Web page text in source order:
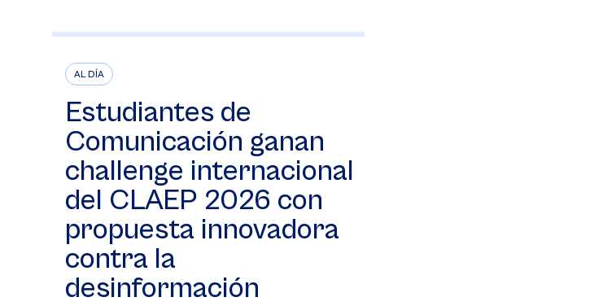
AL DÍA
Estudiantes de
Comunicación ganan
challenge internacional
del CLAEP 2026 con
propuesta innovadora
contra la
desinformación